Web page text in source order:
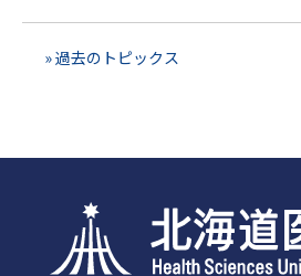
» 過去のトピックス